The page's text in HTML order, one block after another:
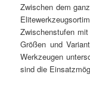
Zwischen dem
Zwischenstufen
Größen und
Werkzeugen
sind die